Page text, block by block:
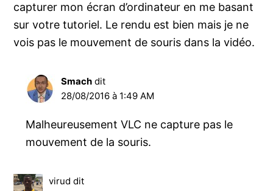
capturer mon écran d’ordinateur en me basant
sur votre tutoriel. Le rendu est bien mais je ne
vois pas le mouvement de souris dans la vidéo.
Smach dit
28/08/2016 à 1:49 AM
Malheureusement VLC ne capture pas le
mouvement de la souris.
virud dit